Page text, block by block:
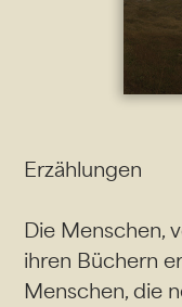
Erzählungen
Die Menschen,
ihren Büchern
Menschen, die